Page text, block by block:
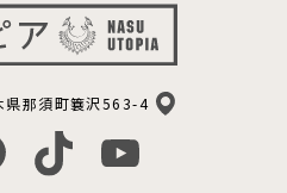
那須町簔沢563-4